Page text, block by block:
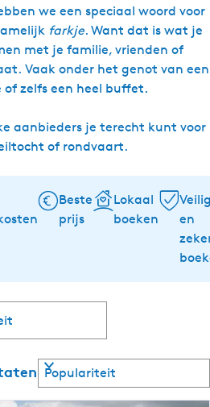
we een speciaal woord voor
farkje. Want dat is wat je
met je familie, vrienden of
Vaak onder het genot van een
zelfs een heel buffet.
aanbieders je terecht kunt voor
of rondvaart.
Beste
prijs
Lokaal
boeken
en